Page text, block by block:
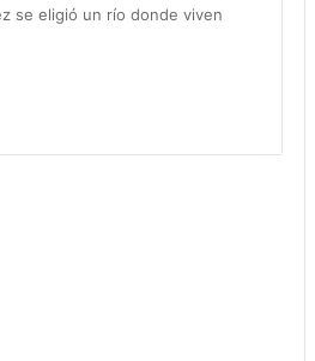
se eligió un río donde viven